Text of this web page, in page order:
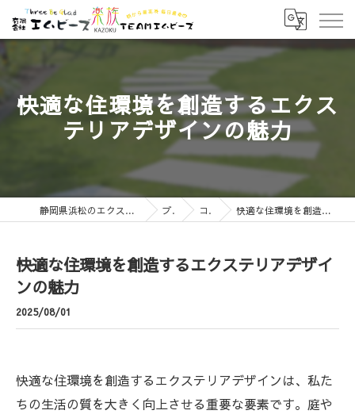
快適な住環境を創造するエクス
テリアデザインの魅力
静岡県浜松のエクステリアなら有限会社エムビーズ ブログ コラム 快適な住環境を創造するエクステリアデザインの魅力
快適な住環境を創造するエクステリアデザイ
ンの魅力
2025/08/01
快適な住環境を創造するエクステリアデザインは、私た
ちの生活の質を大きく向上させる重要な要素です。庭や